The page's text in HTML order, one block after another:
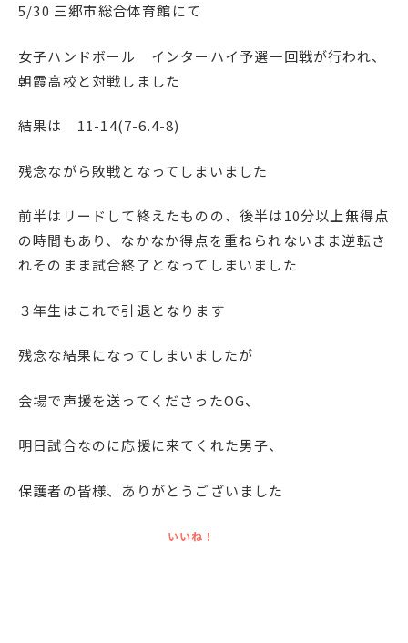
保健室より
在校生の皆さんへ
保護者の方へ
アクセス
お問い合わせ
English
プライバシーポリシー
5/30 三郷市総合体育館にて
女子ハンドボール インターハイ予選一回戦が行われ、
朝霞高校と対戦しました
結果は 11-14(7-6.4-8)
残念ながら敗戦となってしまいました
前半はリードして終えたものの、後半は10分以上無得点
の時間もあり、なかなか得点を重ねられないまま逆転さ
れそのまま試合終了となってしまいました
３年生はこれで引退となります
残念な結果になってしまいましたが
会場で声援を送ってくださったOG、
明日試合なのに応援に来てくれた男子、
保護者の皆様、ありがとうございました
いいね！